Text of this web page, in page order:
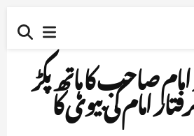
صاحب کا ہاتھ پکڑ
امام کی بیوی کا